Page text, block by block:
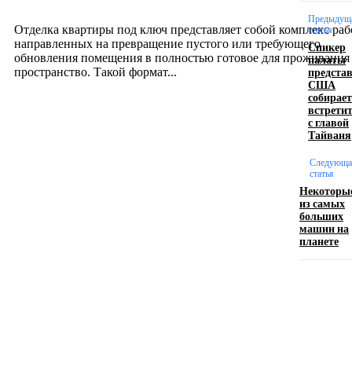
Отделка квартиры под ключ представляет собой комплекс
направленных на превращение пустого или требующего
обновления помещения в полностью готовое для проживания
пространство. Такой формат...
логотипом: эффективный инструмент бренда
Девушка в бокале: легендарный номер бурлеска
статья
Спикер
палаты
США
с главой
Тайваня
статья
из самых
больших
машин на
планете